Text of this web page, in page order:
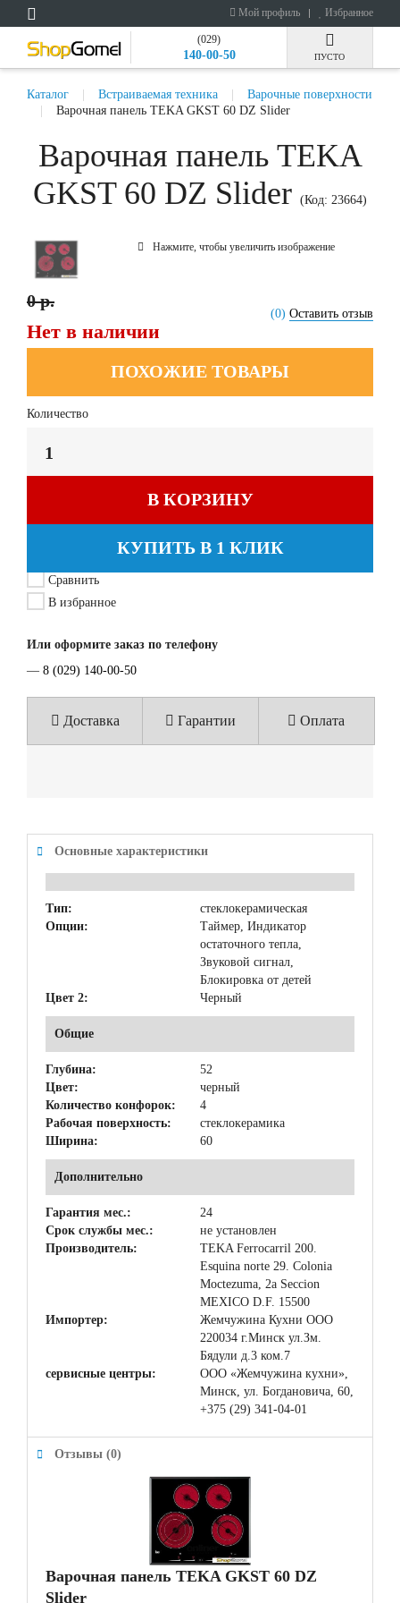
Мой профиль Избранное
(029)
140-00-50 ПУСТО
Каталог Встраиваемая техника
Варочные поверхности
Варочная панель TEKA GKST 60 DZ Slider
Варочная панель TEKA
GKST 60 DZ Slider (Код: 23664)
Нажмите, чтобы увеличить изображение
(0) Оставить отзыв
0 р.
Нет в наличии
ПОХОЖИЕ ТОВАРЫ
Количество
В КОРЗИНУ
КУПИТЬ В 1 КЛИК
Сравнить
В избранное
Или оформите заказ по телефону
— 8 (029) 140-00-50
Доставка Гарантии Оплата
Основные характеристики
Тип:
стеклокерамическая
Опции:
Таймер, Индикатор
остаточного тепла,
Звуковой сигнал,
Блокировка от детей
Цвет 2:
Черный
Общие
Глубина:
52
Цвет:
черный
Количество конфорок:
4
Рабочая поверхность:
стеклокерамика
Ширина:
60
Дополнительно
Гарантия мес.:
24
Срок службы мес.:
не установлен
Производитель:
TEKA Ferrocarril 200.
Esquina norte 29. Colonia
Moctezuma, 2a Seccion
MEXICO D.F. 15500
Импортер:
Жемчужина Кухни ООО
220034 г.Минск ул.Зм.
Бядули д.3 ком.7
сервисные центры:
ООО «Жемчужина кухни»,
Минск, ул. Богдановича, 60,
+375 (29) 341-04-01
Отзывы (0)
Варочная панель TEKA GKST 60 DZ
Slider